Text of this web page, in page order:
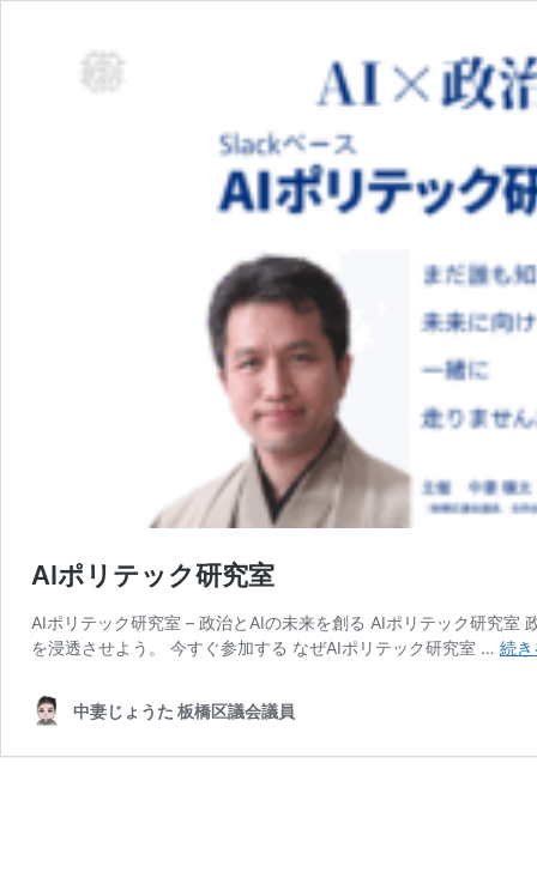
AIポリテック研究室
AIポリテック研究室 – 政治とAIの未来を創る AIポリテック研究室
を浸透させよう。 今すぐ参加する なぜAIポリテック研究室 … 続
中妻じょうた 板橋区議会議員